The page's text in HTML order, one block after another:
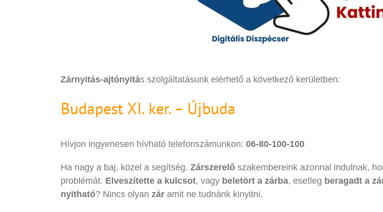
Zárnyitás-ajtónyitás szolgáltatásunk elérhető a következő kerületben:
Budapest XI. ker. – Újbuda
Hívjon ingyenesen hívható telefonszámunkon: 06-80-100-100
Ha nagy a baj, közel a segítség. Zárszerelő szakembereink azonnal indulnak,
problémát. Elveszítette a kulcsot, vagy beletört a zárba, esetleg beragadt a
nyitható? Nincs olyan zár amit ne tudnánk kinyitni.